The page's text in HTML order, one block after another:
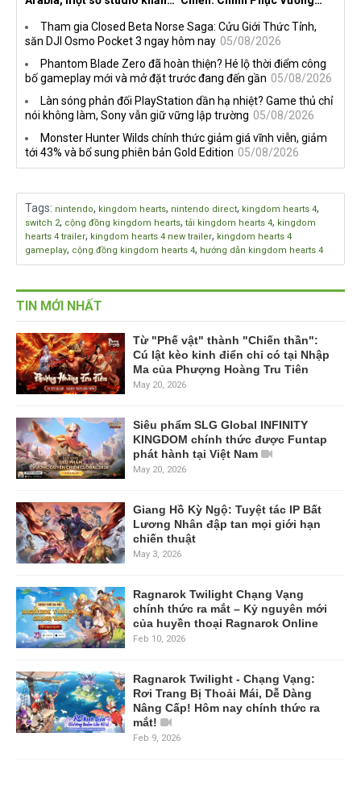
lược DEI
sáu thị trường Đông Nam Á
Tham gia Closed Beta Norse Saga: Cửu Giới Thức Tỉnh,
săn DJI Osmo Pocket 3 ngay hôm nay 05/08/2026
Phantom Blade Zero đã hoàn thiện? Hé lộ thời điểm công
bố gameplay mới và mở đặt trước đang đến gần 05/08/2026
Làn sóng phản đối PlayStation dần hạ nhiệt? Game thủ chỉ
nói không làm, Sony vẫn giữ vững lập trường 05/08/2026
Monster Hunter Wilds chính thức giảm giá vĩnh viễn, giảm
tới 43% và bổ sung phiên bản Gold Edition 05/08/2026
Tags: nintendo, kingdom hearts, nintendo direct, kingdom hearts 4,
switch 2, cộng đồng kingdom hearts, tải kingdom hearts 4, kingdom
hearts 4 trailer, kingdom hearts 4 new trailer, kingdom hearts 4
gameplay, cộng đồng kingdom hearts 4, hướng dẫn kingdom hearts 4
TIN MỚI NHẤT
Từ "Phế vật" thành "Chiến thần":
Cú lật kèo kinh điển chỉ có tại Nhập
Ma của Phượng Hoàng Tru Tiên
May 20, 2026
Siêu phẩm SLG Global INFINITY
KINGDOM chính thức được Funtap
phát hành tại Việt Nam
May 20, 2026
Giang Hồ Kỳ Ngộ: Tuyệt tác IP Bất
Lương Nhân đập tan mọi giới hạn
chiến thuật
May 3, 2026
Ragnarok Twilight Chạng Vạng
chính thức ra mắt – Kỷ nguyên mới
của huyền thoại Ragnarok Online
Feb 10, 2026
Ragnarok Twilight - Chạng Vạng:
Rơi Trang Bị Thoải Mái, Dễ Dàng
Nâng Cấp! Hôm nay chính thức ra
mắt!
Feb 9, 2026